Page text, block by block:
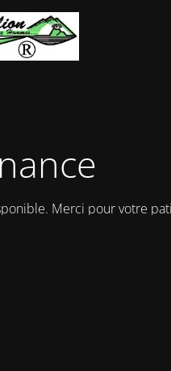
Merci pour votre